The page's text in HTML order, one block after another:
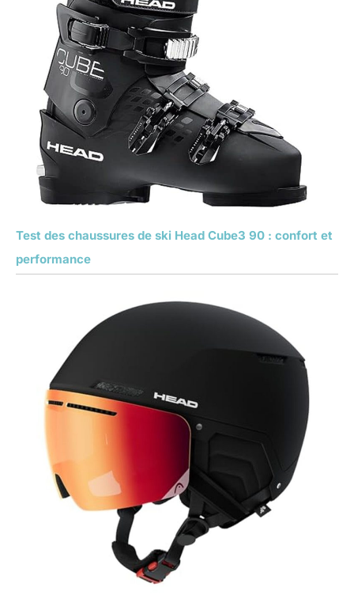
Test des chaussures de ski Head Cube3 90 : confort et
performance